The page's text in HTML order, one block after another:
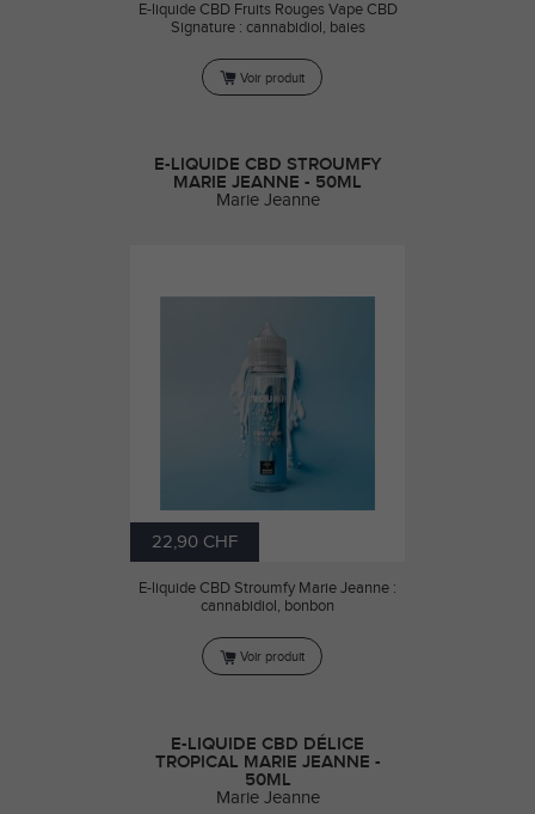
E-liquide CBD Fruits Rouges Vape CBD
Signature : cannabidiol, baies
Voir produit
E-LIQUIDE CBD STROUMFY
MARIE JEANNE - 50ML
Marie Jeanne
22,90 CHF
E-liquide CBD Stroumfy Marie Jeanne :
cannabidiol, bonbon
Voir produit
E-LIQUIDE CBD DÉLICE
TROPICAL MARIE JEANNE -
50ML
Marie Jeanne